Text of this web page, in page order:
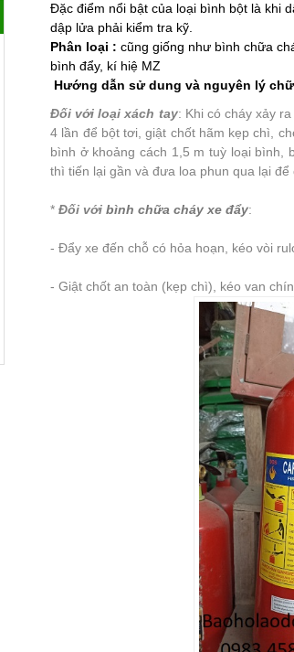
Đặc điểm nổi bật của loại bình bột là khi
dập lửa phải kiểm tra kỹ.
Phân loại : cũng giống như bình chữa
bình đẩy, kí hiệ MZ
Hướng dẫn sử dung và nguyên lý
Đối với loại xách tay: Khi có cháy xảy
4 lần để bột tơi, giật chốt hãm kẹp chì,
bình ở khoảng cách 1,5 m tuỳ loại bình,
thì tiến lại gần và đưa loa phun qua lại
* Đối với bình chữa cháy xe đẩy:
- Đẩy xe đến chỗ có hỏa hoạn, kéo vòi
- Giật chốt an toàn (kẹp chì), kéo van